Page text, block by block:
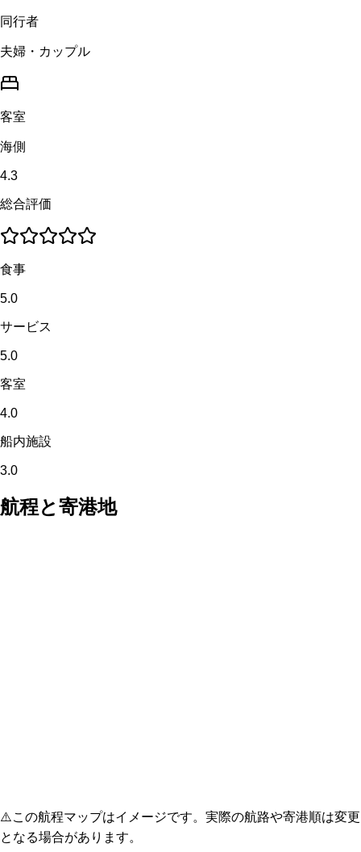
同行者
夫婦・カップル
客室
海側
4.3
総合評価
食事
5.0
サービス
5.0
客室
4.0
船内施設
3.0
航程と寄港地
⚠️この航程マップはイメージです。実際の航路や寄港順は変更
となる場合があります。